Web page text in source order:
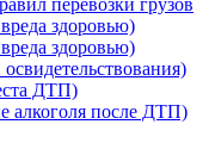
перевозки грузов
здоровью)
здоровью)
ДТП)
алкоголя после ДТП)